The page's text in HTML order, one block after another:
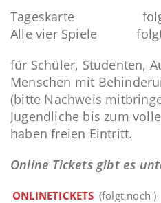
Tageskarte folgt
Alle vier Spiele folgt
für Schüler, Studenten,
Menschen mit
(bitte Nachweis
Jugendliche bis zum
haben freien Eintritt.
Online Tickets gibt es
ONLINETICKETS (folgt noch )